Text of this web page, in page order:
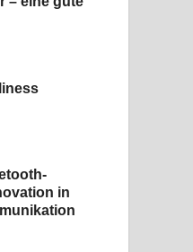
in